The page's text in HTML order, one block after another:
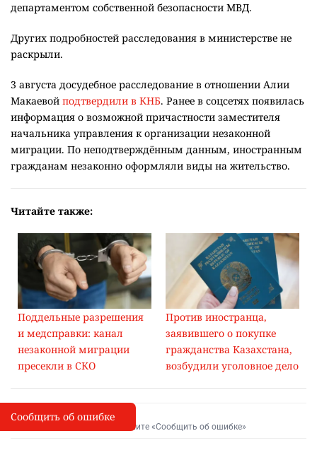
департаментом собственной безопасности МВД.
Других подробностей расследования в министерстве не
раскрыли.
3 августа досудебное расследование в отношении Алии
Макаевой подтвердили в КНБ. Ранее в соцсетях появилась
информация о возможной причастности заместителя
начальника управления к организации незаконной
миграции. По неподтверждённым данным, иностранным
гражданам незаконно оформляли виды на жительство.
Читайте также:
Поддельные разрешения
и медсправки: канал
незаконной миграции
пресекли в СКО
Против иностранца,
заявившего о покупке
гражданства Казахстана,
возбудили уголовное дело
I
Сообщить об опечатке
Выделите фрагмент и нажмите «Сообщить об ошибке»
Сообщить об ошибке